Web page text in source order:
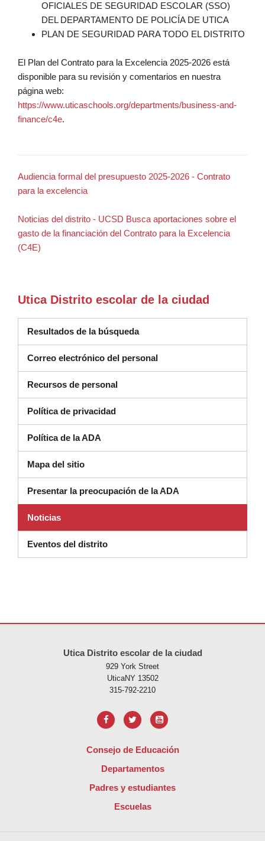
OFICIALES DE SEGURIDAD ESCOLAR (SSO)
DEL DEPARTAMENTO DE POLICÍA DE UTICA
PLAN DE SEGURIDAD PARA TODO EL DISTRITO
El Plan del Contrato para la Excelencia 2025-2026 está
disponible para su revisión y comentarios en nuestra
página web:
https://www.uticaschools.org/departments/business-and-
finance/c4e.
Audiencia formal del presupuesto 2025-2026 - Contrato
para la excelencia
Noticias del distrito - UCSD Busca aportaciones sobre el
gasto de la financiación del Contrato para la Excelencia
(C4E)
Utica Distrito escolar de la ciudad
Resultados de la búsqueda
Correo electrónico del personal
Recursos de personal
Política de privacidad
Política de la ADA
Mapa del sitio
Presentar la preocupación de la ADA
Noticias
Eventos del distrito
Utica Distrito escolar de la ciudad
929 York Street
UticaNY 13502
315-792-2210
Consejo de Educación
Departamentos
Padres y estudiantes
Escuelas